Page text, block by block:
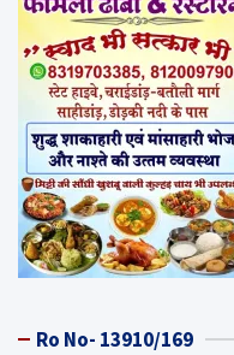
Ro No- 13910/169